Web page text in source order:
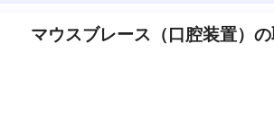
マウスブレース（口腔装置）